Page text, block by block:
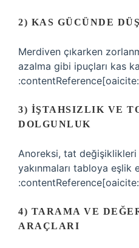
2) KAS GÜCÜNDE
Merdiven çıkarken
azalma gibi ipuçları kas
3) İŞTAHSIZLIK VE
DOLGUNLUK
Anoreksi, tat değişiklikleri
yakınmaları tabloya eşlik
4) TARAMA VE
ARAÇLARI